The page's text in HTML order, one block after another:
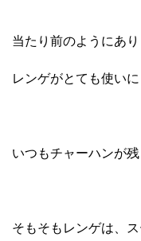
当たり前のようにあ
レンゲがとても使いに
いつもチャーハンが残
そもそもレンゲは、